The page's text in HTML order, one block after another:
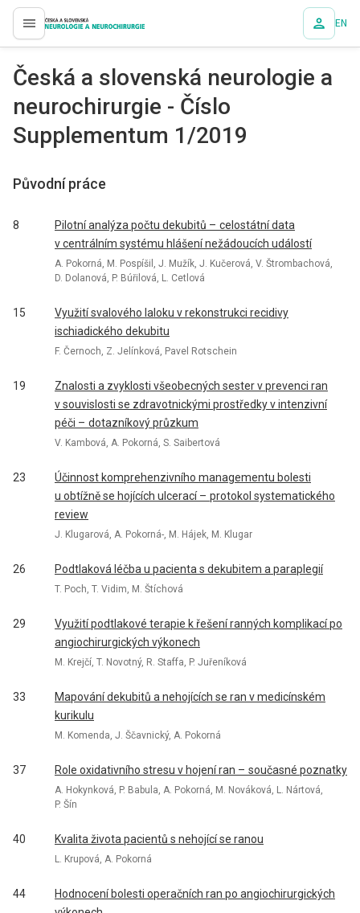
proLékaře.cz EN
Česká a slovenská neurologie a
neurochirurgie - Číslo
Supplementum 1/2019
Původní práce
8
Pilotní analýza počtu dekubitů – celostátní data
v centrálním systému hlášení nežádoucích událostí
A. Pokorná, M. Pospíšil, J. Mužík, J. Kučerová, V. Štrombachová,
D. Dolanová, P. Búřilová, L. Cetlová
15
Využití svalového laloku v rekonstrukci recidivy
ischiadického dekubitu
F. Černoch, Z. Jelínková, Pavel Rotschein
19
Znalosti a zvyklosti všeobecných sester v prevenci ran
v souvislosti se zdravotnickými prostředky v intenzivní
péči – dotazníkový průzkum
V. Kambová, A. Pokorná, S. Saibertová
23
Účin­nost komprehenzivního managementu bolesti
u obtížně se hojících ulcerací – protokol systematického
review
J. Klugarová, A. Pokorná-, M. Hájek, M. Klugar
26 Podtlaková léčba u pa­cienta s dekubitem a paraplegií
T. Poch, T. Vidim, M. Štíchová
29
Využití podtlakové terapie k řešení ranných komplikací po
angiochirurgických výkonech
M. Krejčí, T. Novotný, R. Staffa, P. Juřeníková
33
Mapování dekubitů a nehojících se ran v medicínském
kurikulu
M. Komenda, J. Ščavnický, A. Pokorná
37 Role oxidativního stresu v hojení ran – současné poznatky
A. Hokynková, P. Babula, A. Pokorná, M. Nováková, L. Nártová,
P. Šín
40 Kvalita života pacientů s nehojící se ranou
L. Krupová, A. Pokorná
44
Hodnocení bolesti operačních ran po angiochirurgických